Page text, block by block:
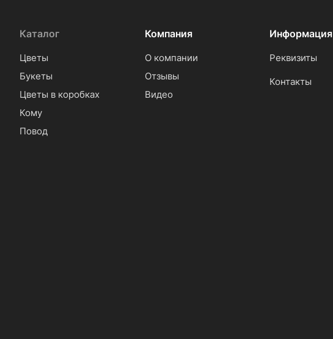
Каталог
Цветы
Букеты
Цветы в коробках
Кому
Повод
Компания
О компании
Отзывы
Видео
Информация
Реквизиты
Контакты